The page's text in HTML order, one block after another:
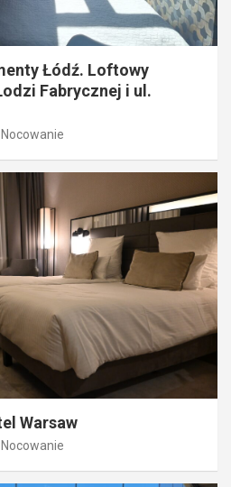
Łódź. Loftowy
Fabrycznej i ul.
Warsaw